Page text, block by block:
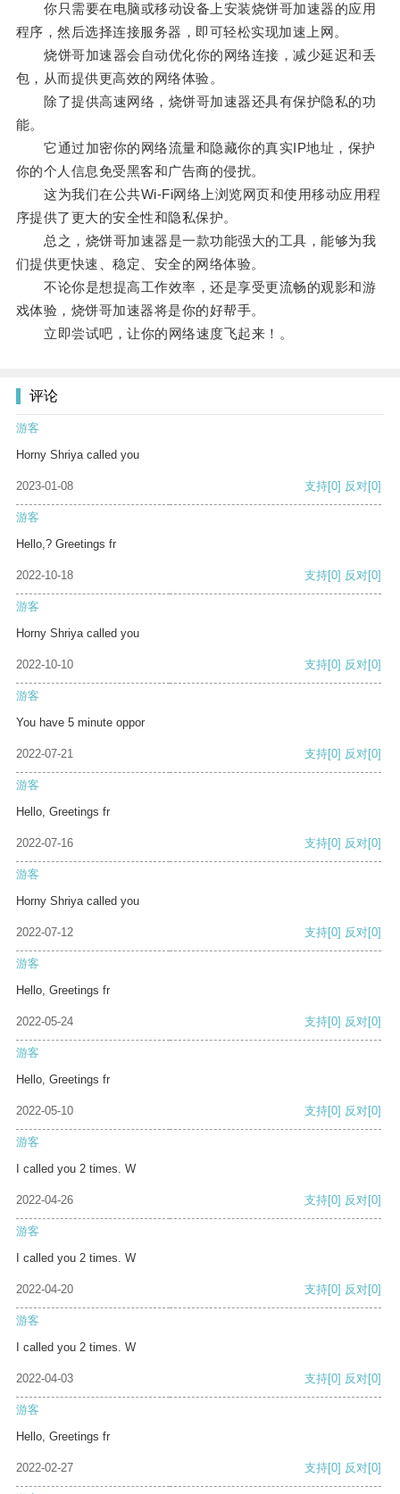
你只需要在电脑或移动设备上安装烧饼哥加速器的应用
程序，然后选择连接服务器，即可轻松实现加速上网。
烧饼哥加速器会自动优化你的网络连接，减少延迟和丢
包，从而提供更高效的网络体验。
除了提供高速网络，烧饼哥加速器还具有保护隐私的功
能。
它通过加密你的网络流量和隐藏你的真实IP地址，保护
你的个人信息免受黑客和广告商的侵扰。
这为我们在公共Wi-Fi网络上浏览网页和使用移动应用程
序提供了更大的安全性和隐私保护。
总之，烧饼哥加速器是一款功能强大的工具，能够为我
们提供更快速、稳定、安全的网络体验。
不论你是想提高工作效率，还是享受更流畅的观影和游
戏体验，烧饼哥加速器将是你的好帮手。
立即尝试吧，让你的网络速度飞起来！。
评论
游客
Horny Shriya called you
2023-01-08 支持[0] 反对[0]
游客
Hello,? Greetings fr
2022-10-18 支持[0] 反对[0]
游客
Horny Shriya called you
2022-10-10 支持[0] 反对[0]
游客
You have 5 minute oppor
2022-07-21 支持[0] 反对[0]
游客
Hello, Greetings fr
2022-07-16 支持[0] 反对[0]
游客
Horny Shriya called you
2022-07-12 支持[0] 反对[0]
游客
Hello, Greetings fr
2022-05-24 支持[0] 反对[0]
游客
Hello, Greetings fr
2022-05-10 支持[0] 反对[0]
游客
I called you 2 times. W
2022-04-26 支持[0] 反对[0]
游客
I called you 2 times. W
2022-04-20 支持[0] 反对[0]
游客
I called you 2 times. W
2022-04-03 支持[0] 反对[0]
游客
Hello, Greetings fr
2022-02-27 支持[0] 反对[0]